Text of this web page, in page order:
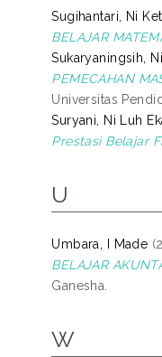
Sugihantari, Ni
BELAJAR
Sukaryaningsih,
PEMECAHAN
Universitas
Suryani, Ni Luh
Prestasi Belajar
U
Umbara, I Made
BELAJAR
Ganesha.
W